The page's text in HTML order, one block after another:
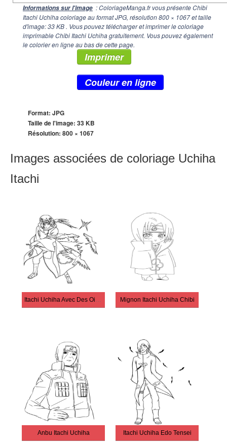
Informations sur l'image : ColoriageManga.fr vous présente Chibi
Itachi Uchiha coloriage au format JPG, résolution800 × 1067et taille
d'image: 33 KB . Vous pouvez télécharger et imprimer le coloriage
imprimable Chibi Itachi Uchiha gratuitement. Vous pouvez également
le colorier en ligne au bas de cette page.
Imprimer
Couleur en ligne
Format: JPG
Taille de l'image: 33 KB
Résolution: 800 × 1067
Images associées de coloriage Uchiha
Itachi
Itachi Uchiha Avec Des Oiseaux Mignon Itachi Uchiha Chibi
Anbu Itachi Uchiha Itachi Uchiha Edo Tensei